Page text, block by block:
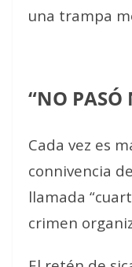
una trampa
“NO
Cada vez es
connivencia
llamada
crimen